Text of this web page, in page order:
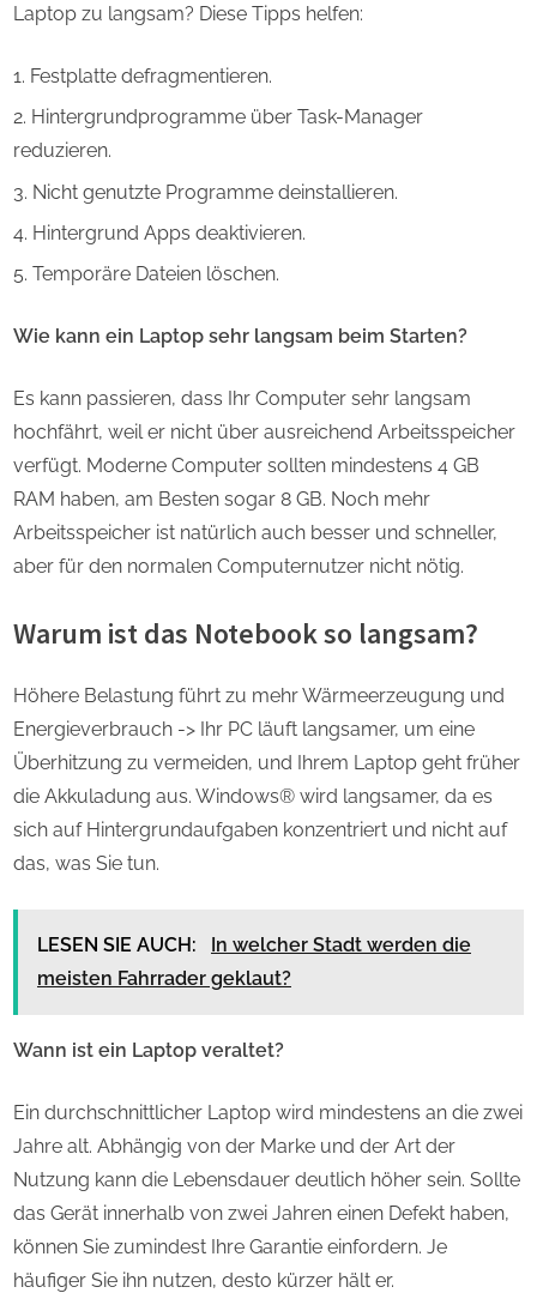
Laptop zu langsam? Diese Tipps helfen:
Festplatte defragmentieren.
Hintergrundprogramme über Task-Manager
reduzieren.
Nicht genutzte Programme deinstallieren.
Hintergrund Apps deaktivieren.
Temporäre Dateien löschen.
Wie kann ein Laptop sehr langsam beim Starten?
Es kann passieren, dass Ihr Computer sehr langsam
hochfährt, weil er nicht über ausreichend Arbeitsspeicher
verfügt. Moderne Computer sollten mindestens 4 GB
RAM haben, am Besten sogar 8 GB. Noch mehr
Arbeitsspeicher ist natürlich auch besser und schneller,
aber für den normalen Computernutzer nicht nötig.
Warum ist das Notebook so langsam?
Höhere Belastung führt zu mehr Wärmeerzeugung und
Energieverbrauch -> Ihr PC läuft langsamer, um eine
Überhitzung zu vermeiden, und Ihrem Laptop geht früher
die Akkuladung aus. Windows® wird langsamer, da es
sich auf Hintergrundaufgaben konzentriert und nicht auf
das, was Sie tun.
LESEN SIE AUCH:
In welcher Stadt werden die
meisten Fahrrader geklaut?
Wann ist ein Laptop veraltet?
Ein durchschnittlicher Laptop wird mindestens an die zwei
Jahre alt. Abhängig von der Marke und der Art der
Nutzung kann die Lebensdauer deutlich höher sein. Sollte
das Gerät innerhalb von zwei Jahren einen Defekt haben,
können Sie zumindest Ihre Garantie einfordern. Je
häufiger Sie ihn nutzen, desto kürzer hält er.